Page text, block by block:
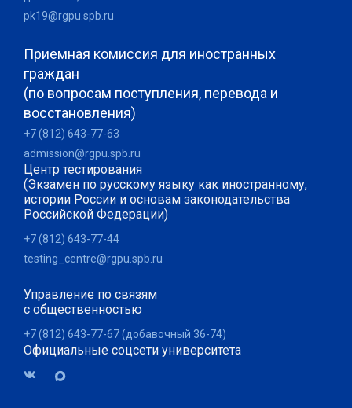
pk19@rgpu.spb.ru
Приемная комиссия для иностранных
граждан
(по вопросам поступления, перевода и
восстановления)
+7 (812) 643-77-63
admission@rgpu.spb.ru
Центр тестирования
(Экзамен по русскому языку как иностранному,
истории России и основам законодательства
Российской Федерации)
+7 (812) 643-77-44
testing_centre@rgpu.spb.ru
Управление по связям
с общественностью
+7 (812) 643-77-67 (добавочный 36-74)
Официальные соцсети университета